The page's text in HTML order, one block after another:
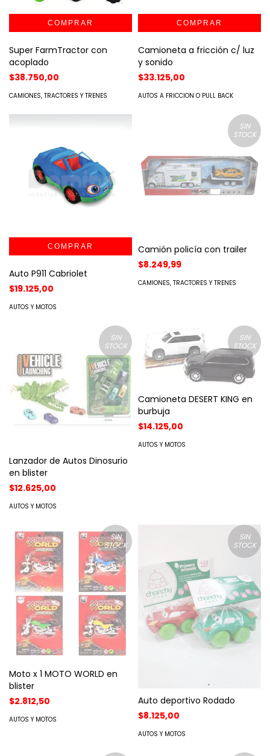
Super FarmTractor con
acoplado
$38.750,00
CAMIONES, TRACTORES Y TRENES
Camioneta a fricción c/ luz
y sonido
$33.125,00
AUTOS A FRICCION O PULL BACK
Auto P911 Cabriolet
$19.125,00
AUTOS Y MOTOS
SIN
STOCK
Camión policía con trailer
$8.249,99
CAMIONES, TRACTORES Y TRENES
SIN
STOCK
Lanzador de Autos Dinosurio
en blister
$12.625,00
AUTOS Y MOTOS
SIN
STOCK
Camioneta DESERT KING en
burbuja
$14.125,00
AUTOS Y MOTOS
SIN
STOCK
Moto x 1 MOTO WORLD en
blister
$2.812,50
AUTOS Y MOTOS
SIN
STOCK
Auto deportivo Rodado
$8.125,00
AUTOS Y MOTOS